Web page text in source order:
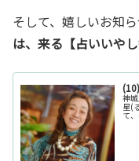
そして、嬉しいお知ら
は、来る【占いいや
神
星(
て